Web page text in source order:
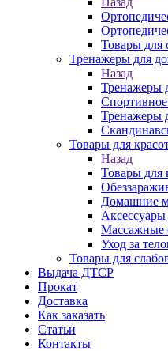
Товары для
Тренажеры для
Назад
Тренажеры
Тренажеры
Товары для
Назад
Товары для
Домашние
Аксессуары
Массажные
Уход за
Товары для
Выдача ДТСР
Прокат
Доставка
Как заказать
Статьи
Контакты